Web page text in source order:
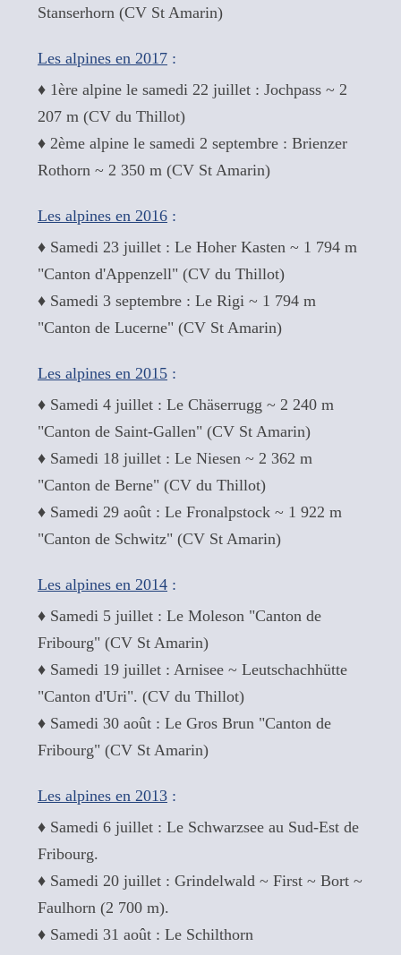
Stanserhorn (CV St Amarin)
Les alpines en 2017 :
♦ 1ère alpine le samedi 22 juillet : Jochpass ~ 2
207 m (CV du Thillot)
♦ 2ème alpine le samedi 2 septembre : Brienzer
Rothorn ~ 2 350 m (CV St Amarin)
Les alpines en 2016 :
♦ Samedi 23 juillet : Le Hoher Kasten ~ 1 794 m
"Canton d'Appenzell" (CV du Thillot)
♦ Samedi 3 septembre : Le Rigi ~ 1 794 m
"Canton de Lucerne" (CV St Amarin)
Les alpines en 2015 :
♦ Samedi 4 juillet : Le Chäserrugg ~ 2 240 m
"Canton de Saint-Gallen" (CV St Amarin)
♦ Samedi 18 juillet : Le Niesen ~ 2 362 m
"Canton de Berne" (CV du Thillot)
♦ Samedi 29 août : Le Fronalpstock ~ 1 922 m
"Canton de Schwitz" (CV St Amarin)
Les alpines en 2014 :
♦ Samedi 5 juillet : Le Moleson "Canton de
Fribourg" (CV St Amarin)
♦ Samedi 19 juillet : Arnisee ~ Leutschachhütte
"Canton d'Uri". (CV du Thillot)
♦ Samedi 30 août : Le Gros Brun "Canton de
Fribourg" (CV St Amarin)
Les alpines en 2013 :
♦ Samedi 6 juillet : Le Schwarzsee au Sud-Est de
Fribourg.
♦ Samedi 20 juillet : Grindelwald ~ First ~ Bort ~
Faulhorn (2 700 m).
♦ Samedi 31 août : Le Schilthorn